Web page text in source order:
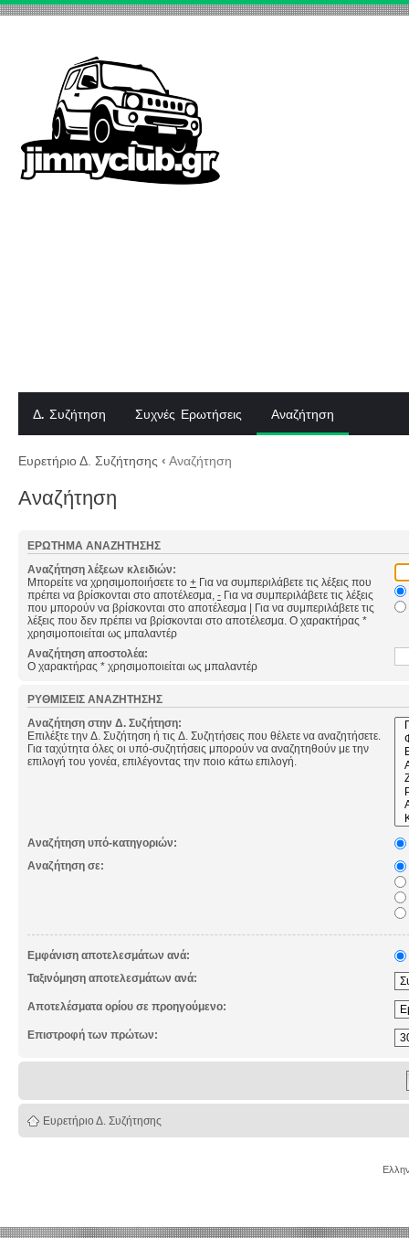
Δ. Συζήτηση Συχνές Ερωτήσεις Αναζήτηση
Ευρετήριο Δ. Συζήτησης ‹ Αναζήτηση
Αναζήτηση
ΕΡΏΤΗΜΑ ΑΝΑΖΉΤΗΣΗΣ
Αναζήτηση λέξεων κλειδιών:
Μπορείτε να χρησιμοποιήσετε το + Για να συμπεριλάβετε τις λέξεις που
πρέπει να βρίσκονται στο αποτέλεσμα, - Για να συμπεριλάβετε τις λέξεις
που μπορούν να βρίσκονται στο αποτέλεσμα | Για να συμπεριλάβετε τις
λέξεις που δεν πρέπει να βρίσκονται στο αποτέλεσμα. Ο χαρακτήρας *
χρησιμοποιείται ως μπαλαντέρ
Αναζήτηση αποστολέα:
Ο χαρακτήρας * χρησιμοποιείται ως μπαλαντέρ
ΡΥΘΜΊΣΕΙΣ ΑΝΑΖΉΤΗΣΗΣ
Αναζήτηση στην Δ. Συζήτηση:
Επιλέξτε την Δ. Συζήτηση ή τις Δ. Συζητήσεις που θέλετε να αναζητήσετε.
Για ταχύτητα όλες οι υπό-συζητήσεις μπορούν να αναζητηθούν με την
επιλογή του γονέα, επιλέγοντας την ποιο κάτω επιλογή.
Αναζήτηση υπό-κατηγοριών:
Αναζήτηση σε:
Εμφάνιση αποτελεσμάτων ανά:
Ταξινόμηση αποτελεσμάτων ανά:
Αποτελέσματα ορίου σε προηγούμενο:
Επιστροφή των πρώτων:
Ευρετήριο Δ. Συζήτησης